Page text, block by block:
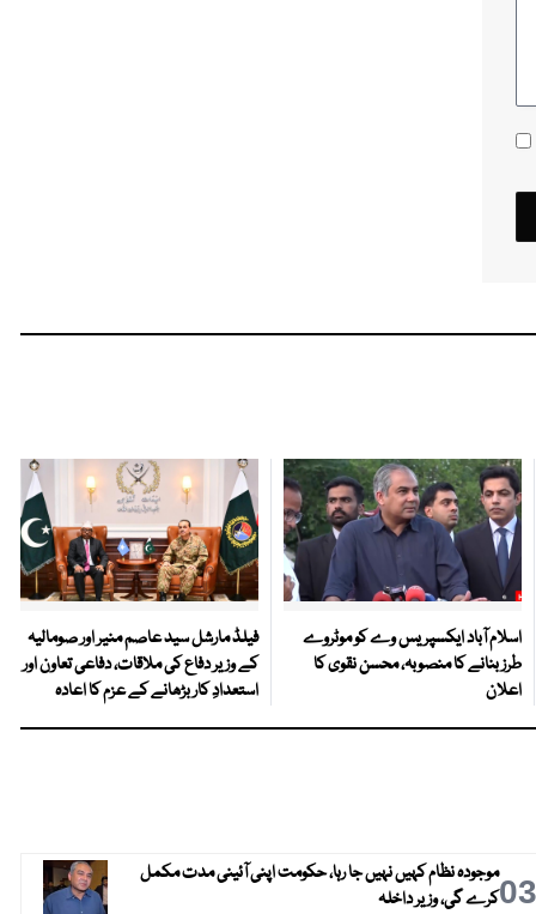
اسلام آباد ایکسپریس وے کو موٹروے
طرز بنانے کا منصوبہ، محسن نقوی کا
اعلان
فیلڈ مارشل سید عاصم منیر اور صومالیہ
کے وزیر دفاع کی ملاقات، دفاعی تعاون اور
استعدادِ کار بڑھانے کے عزم کا اعادہ
03موجودہ نظام کہیں نہیں جا رہا، حکومت اپنی آئینی مدت مکمل
کرے گی، وزیر داخلہ